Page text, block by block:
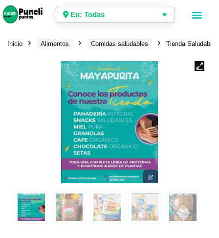
En: Todas
Inicio Alimentos Comidas saludables Tienda Saludable